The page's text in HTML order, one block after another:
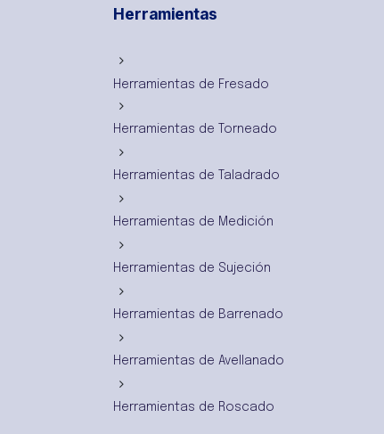
Herramientas
Herramientas de Fresado
Herramientas de Torneado
Herramientas de Taladrado
Herramientas de Medición
Herramientas de Sujeción
Herramientas de Barrenado
Herramientas de Avellanado
Herramientas de Roscado